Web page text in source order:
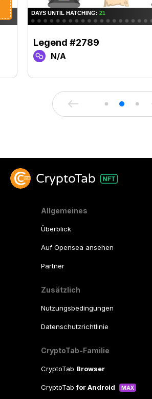
Legend #2789
N/A
Allgemeines
Überblick
Auf Opensea ansehen
Partner
Zusätzlich
Nutzungsbedingungen
Datenschutzrichtlinie
CryptoTab-Familie
CryptoTab Browser
CryptoTabfor Android MAX